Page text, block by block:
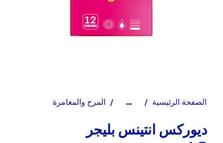
الصفحة الرئيسية ... المرح والمغامرة
ديوركس انتينس بليجر